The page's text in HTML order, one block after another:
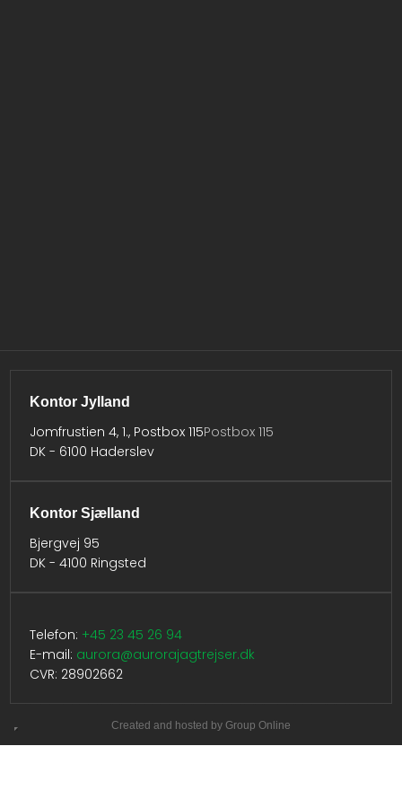
Kontor Jylland
Jomfrustien 4, 1., Postbox 115Postbox 115
DK - 6100 Haderslev​
Kontor Sjælland
Bjergvej 95
DK - 4100 Ringsted
Telefon: +45 23 45 26 94
E-mail: aurora@aurorajagtrejser.dk
CVR: 28902662
Created and hosted by Group Online